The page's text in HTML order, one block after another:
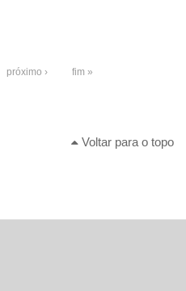
próximo › fim »
Voltar para o topo